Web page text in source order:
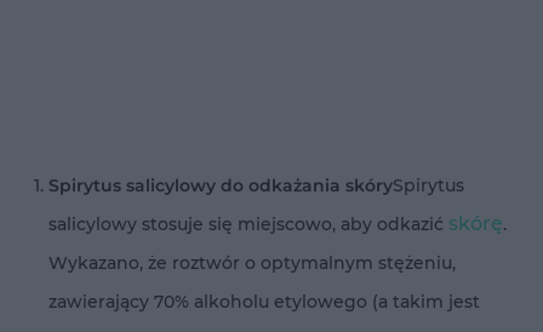
Spirytus salicylowy do odkażania skórySpirytus
salicylowy stosuje się miejscowo, aby odkazić skórę.
Wykazano, że roztwór o optymalnym stężeniu,
zawierający 70% alkoholu etylowego (a takim jest